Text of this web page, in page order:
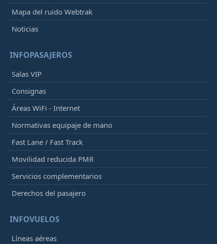
Mapa del ruido Webtrak
Noticias
INFOPASAJEROS
Salas VIP
Consignas
Áreas WiFi - Internet
Normativas equipaje de mano
Fast Lane / Fast Track
Movilidad reducida PMR
Servicios complementarios
Derechos del pasajero
INFOVUELOS
Líneas aéreas